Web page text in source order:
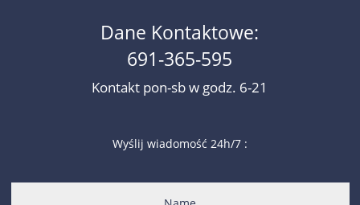
Dane Kontaktowe:
691-365-595
Kontakt pon-sb w godz. 6-21
Wyślij wiadomość 24h/7 :